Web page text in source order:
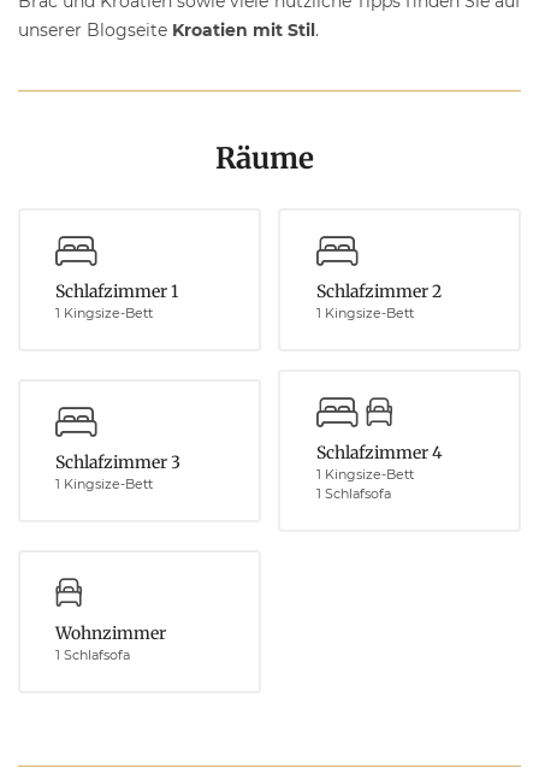
unserer Blogseite Kroatien mit Stil .
Räume
Schlafzimmer 1
1 Kingsize-Bett
Schlafzimmer 2
1 Kingsize-Bett
Schlafzimmer 3
1 Kingsize-Bett
Schlafzimmer 4
1 Kingsize-Bett
1 Schlafsofa
Wohnzimmer
1 Schlafsofa